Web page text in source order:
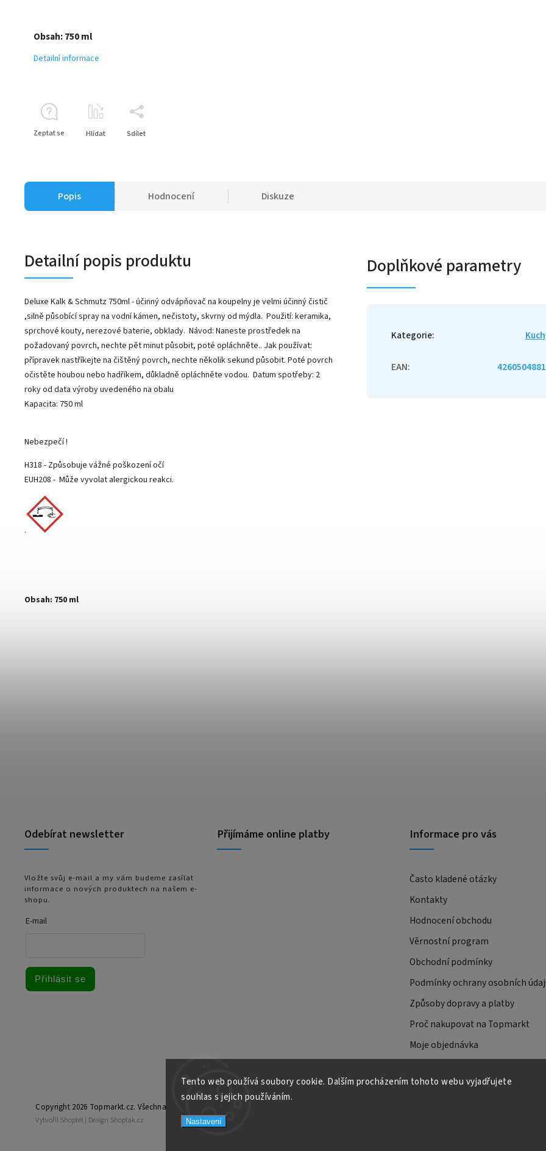
Tento web používá soubory cookie. Dalším procházením tohoto webu vyjadřujete
souhlas s jejich používáním.
Nastavení
Obsah: 750 ml
Detailní informace
Zeptat se Hlídat Sdílet
Popis Hodnocení Diskuze
Detailní popis produktu
Deluxe Kalk & Schmutz 750ml - účinný odvápňovač na koupelny je velmi účinný čistič
,silně působící spray na vodní kámen, nečistoty, skvrny od mýdla. Použití: keramika,
sprchové kouty, nerezové baterie, obklady. Návod: Naneste prostředek na
požadovaný povrch, nechte pět minut působit, poté opláchněte.. Jak používat:
přípravek nastříkejte na čištěný povrch, nechte několik sekund působit. Poté povrch
očistěte houbou nebo hadříkem, důkladně opláchněte vodou. Datum spotřeby: 2
roky od data výroby uvedeného na obalu
Kapacita: 750 ml
Nebezpečí !
H318 - Způsobuje vážné poškození očí
EUH208 - Může vyvolat alergickou reakci.
.
Obsah: 750 ml
Doplňkové parametry
Kategorie:
EAN:
Odebírat newsletter
Vložte svůj e-mail a my vám budeme zasílat
informace o nových produktech na našem e-
shopu.
E-mail
Přihlásit se
Přijímáme online platby Informace pro vás
Často kladené otázky
Kontakty
Hodnocení obchodu
Věrnostní program
Obchodní podmínky
Podmínky ochrany osobních
Způsoby dopravy a platby
Proč nakupovat na Topmarkt
Moje objednávka
Copyright 2026 Topmarkt.cz. Všechna práva vyhrazena.
Vytvořil Shoptet | Design Shoptak.cz